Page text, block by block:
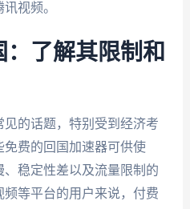
视频。
了解其限制和
见的话题，特别受到经济考
费的回国加速器可供使
稳定性差以及流量限制的
等平台的用户来说，付费